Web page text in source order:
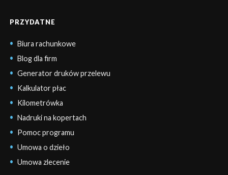
PRZYDATNE
Biura rachunkowe
Blog dla firm
Generator druków przelewu
Kalkulator płac
Kilometrówka
Nadruki na kopertach
Pomoc programu
Umowa o dzieło
Umowa zlecenie